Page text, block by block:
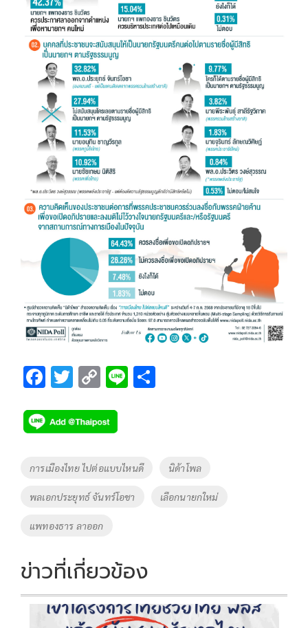
F
e
b
o
k
T
tt
er
C
p
y
Li
k
Li
Tags
การเมืองไทย ไปต่อแบบไหนดี นิด้าโพล
พลเอกประยุทธ์ จันทร์โอชา เลือกนายกใหม่
แพทองธาร ลาออก
ข่าวที่เกี่ยวข้อง